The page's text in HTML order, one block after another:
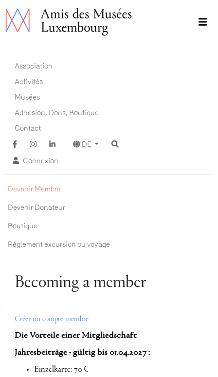
Direkt
zum
Main navigation DE
Association
Activités
Musées
Adhésion, Dons, Boutique
Contact
DE
Connexion
Adhésion ADM
Devenir Membre
Devenir Donateur
Boutique
Règlement excursion ou voyage
Becoming a member
Créer un compte membre
Die Vorteile einer Mitgliedschaft
Jahresbeiträge - gültig bis 01.04.2027 :
Einzelkarte: 70 €